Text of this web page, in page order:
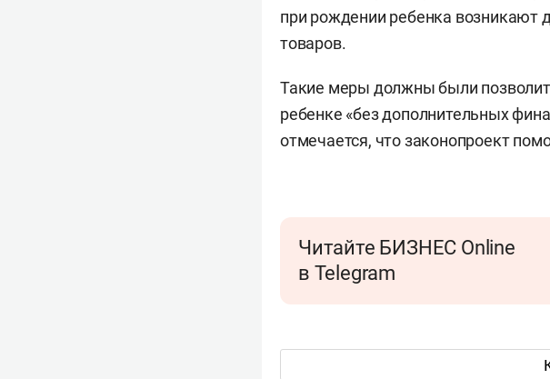
при рождении ребенка возникают
товаров.
Такие меры должны были
ребенке «без дополнительных
отмечается, что законопроект
Читайте БИЗНЕС Online
в Telegram